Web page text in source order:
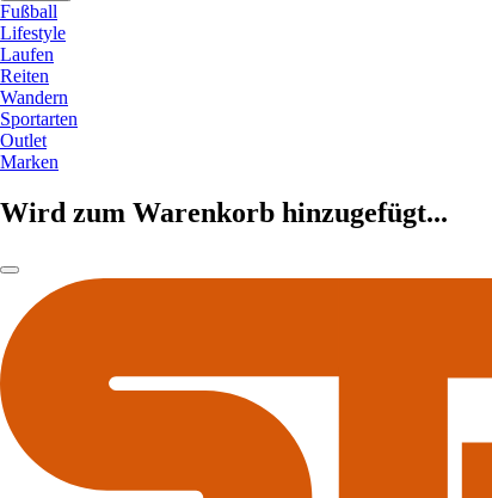
Fußball
Lifestyle
Laufen
Reiten
Wandern
Sportarten
Outlet
Marken
Wird zum Warenkorb hinzugefügt...